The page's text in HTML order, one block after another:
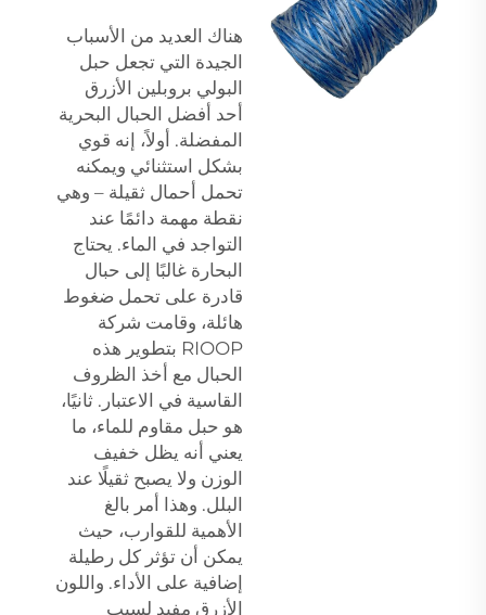
هناك العديد من الأسباب
الجيدة التي تجعل حبل
البولي بروبلين الأزرق
أحد أفضل الحبال البحرية
المفضلة. أولاً، إنه قوي
بشكل استثنائي ويمكنه
تحمل أحمال ثقيلة – وهي
نقطة مهمة دائمًا عند
التواجد في الماء. يحتاج
البحارة غالبًا إلى حبال
قادرة على تحمل ضغوط
هائلة، وقامت شركة
RIOOP بتطوير هذه
الحبال مع أخذ الظروف
القاسية في الاعتبار. ثانيًا،
هو حبل مقاوم للماء، ما
يعني أنه يظل خفيف
الوزن ولا يصبح ثقيلًا عند
البلل. وهذا أمر بالغ
الأهمية للقوارب، حيث
يمكن أن تؤثر كل رطيلة
إضافية على الأداء. واللون
الأزرق مفيد لسبب